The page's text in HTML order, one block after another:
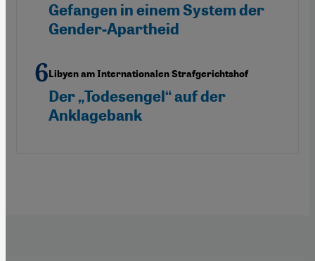
Gefangen in einem System der
Gender-Apartheid
Libyen am Internationalen Strafgerichtshof
Der „Todesengel“ auf der
Anklagebank